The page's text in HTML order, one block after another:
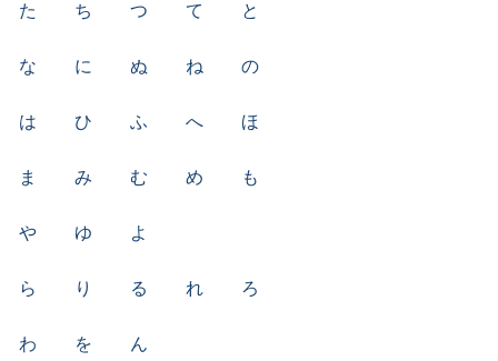
た ち つ て と
な に ぬ ね の
は ひ ふ へ ほ
ま み む め も
や ゆ よ
ら り る れ ろ
わ を ん